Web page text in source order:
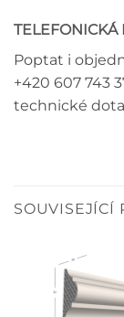
TELEFONICKÁ
Poptat i
+420 607 743
technické
SOUVISEJÍCÍ